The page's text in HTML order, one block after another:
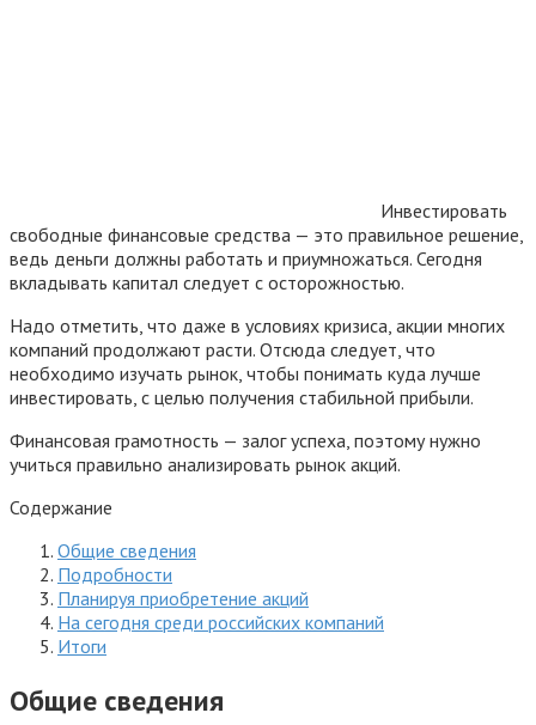
Инвестировать
свободные финансовые средства — это правильное решение,
ведь деньги должны работать и приумножаться. Сегодня
вкладывать капитал следует с осторожностью.
Надо отметить, что даже в условиях кризиса, акции многих
компаний продолжают расти. Отсюда следует, что
необходимо изучать рынок, чтобы понимать куда лучше
инвестировать, с целью получения стабильной прибыли.
Финансовая грамотность — залог успеха, поэтому нужно
учиться правильно анализировать рынок акций.
Содержание
Общие сведения
Подробности
Планируя приобретение акций
На сегодня среди российских компаний
Итоги
Общие сведения